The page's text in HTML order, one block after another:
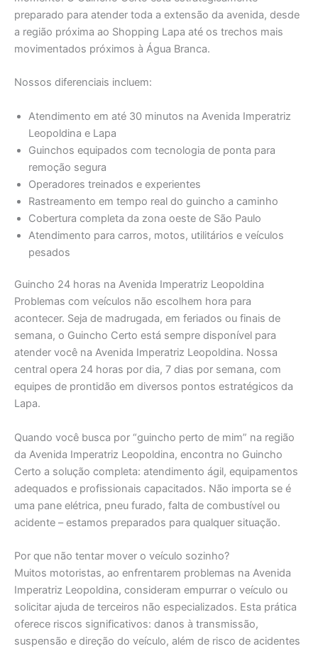
preparado para atender toda a extensão da avenida, desde
a região próxima ao Shopping Lapa até os trechos mais
movimentados próximos à Água Branca.
Nossos diferenciais incluem:
Atendimento em até 30 minutos na Avenida Imperatriz
Leopoldina e Lapa
Guinchos equipados com tecnologia de ponta para
remoção segura
Operadores treinados e experientes
Rastreamento em tempo real do guincho a caminho
Cobertura completa da zona oeste de São Paulo
Atendimento para carros, motos, utilitários e veículos
pesados
Guincho 24 horas na Avenida Imperatriz Leopoldina
Problemas com veículos não escolhem hora para
acontecer. Seja de madrugada, em feriados ou finais de
semana, o Guincho Certo está sempre disponível para
atender você na Avenida Imperatriz Leopoldina. Nossa
central opera 24 horas por dia, 7 dias por semana, com
equipes de prontidão em diversos pontos estratégicos da
Lapa.
Quando você busca por “guincho perto de mim” na região
da Avenida Imperatriz Leopoldina, encontra no Guincho
Certo a solução completa: atendimento ágil, equipamentos
adequados e profissionais capacitados. Não importa se é
uma pane elétrica, pneu furado, falta de combustível ou
acidente – estamos preparados para qualquer situação.
Por que não tentar mover o veículo sozinho?
Muitos motoristas, ao enfrentarem problemas na Avenida
Imperatriz Leopoldina, consideram empurrar o veículo ou
solicitar ajuda de terceiros não especializados. Esta prática
oferece riscos significativos: danos à transmissão,
suspensão e direção do veículo, além de risco de acidentes